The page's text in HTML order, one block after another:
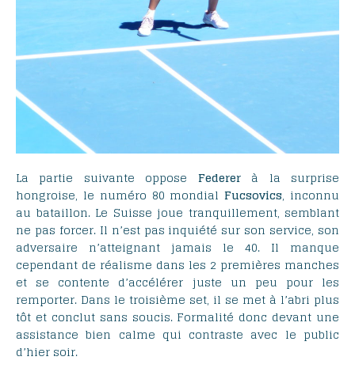
La partie suivante oppose Federerà la surprise
hongroise, le numéro 80 mondialFucsovics, inconnu
au bataillon. Le Suisse joue tranquillement, semblant
ne pas forcer. Il n’est pas inquiété sur son service, son
adversaire n’atteignant jamais le 40. Il manque
cependant de réalisme dans les 2 premières manches
et se contente d’accélérer juste un peu pour les
remporter. Dans le troisième set, il se met à l’abri plus
tôt et conclut sans soucis. Formalité donc devant une
assistance bien calme qui contraste avec le public
d’hier soir.